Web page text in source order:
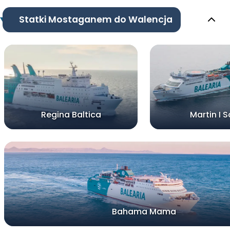
Statki Mostaganem do Walencja
Regina Baltica Martin I
Bahama Mama